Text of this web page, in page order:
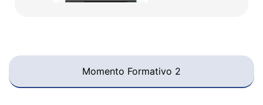
Momento Formativo 2